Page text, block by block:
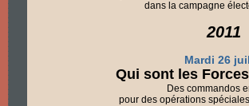
dans la campagne
2011
Mardi 26
Qui sont les
Des commandos
pour des opérations